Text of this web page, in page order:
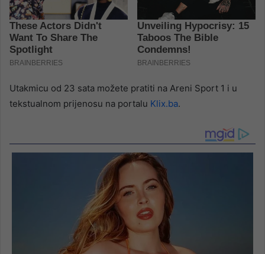
Utakmicu od 23 sata možete pratiti na Areni Sport 1 i u
tekstualnom prijenosu na portalu Klix.ba.